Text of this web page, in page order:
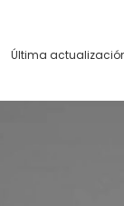
Última